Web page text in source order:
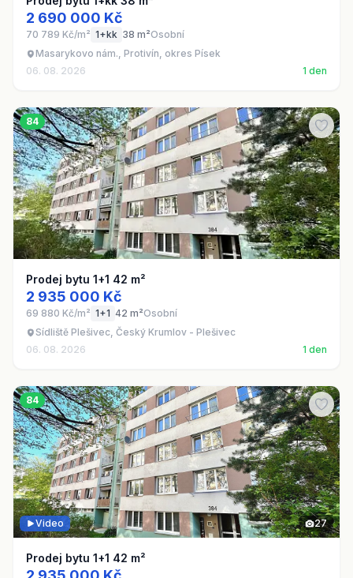
2 690 000 Kč
70 789 Kč/m² 1+kk 38 m²Osobní
Masarykovo nám., Protivín, okres Písek
06. 08. 2026
1 den
84
Prodej bytu 1+1 42 m²
2 935 000 Kč
69 880 Kč/m² 1+1 42 m²Osobní
Sídliště Plešivec, Český Krumlov - Plešivec
06. 08. 2026
1 den
84
27
Video
Prodej bytu 1+1 42 m²